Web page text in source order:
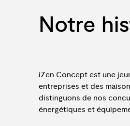
Notre
iZen Concept est une jeu
entreprises et des maison
distinguons de nos concu
énergétiques et équipem